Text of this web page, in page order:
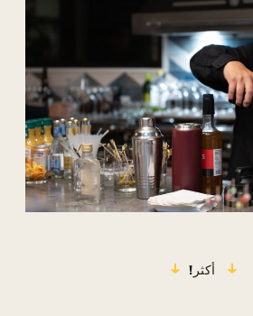
أكثر!